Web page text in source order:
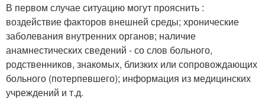
В первом случае ситуацию могут прояснить :
воздействие факторов внешней среды; хронические
заболевания внутренних органов; наличие
анамнестических сведений - со слов больного,
родственников, знакомых, близких или сопровождающих
больного (потерпевшего); информация из медицинских
учреждений и т.д.